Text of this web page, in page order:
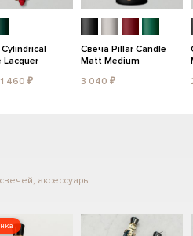
Lacquer
460 ₽
Свеча Pillar Candle
Matt Medium
3 040 ₽
аксессуары